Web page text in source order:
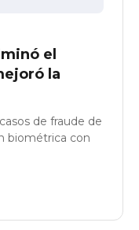
el
la
de fraude de
biométrica con